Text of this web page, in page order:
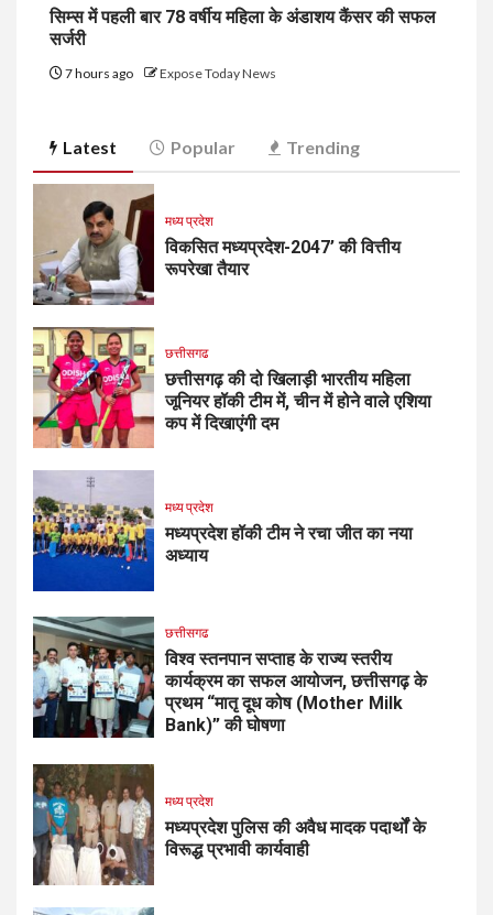
सिम्स में पहली बार 78 वर्षीय महिला के अंडाशय कैंसर की सफल
सर्जरी
7 hours ago Expose Today News
Latest Popular Trending
मध्य प्रदेश
विकसित मध्यप्रदेश-2047’ की वित्तीय
रूपरेखा तैयार
छत्तीसगढ
छत्तीसगढ़ की दो खिलाड़ी भारतीय महिला
जूनियर हॉकी टीम में, चीन में होने वाले एशिया
कप में दिखाएंगी दम
मध्य प्रदेश
मध्यप्रदेश हॉकी टीम ने रचा जीत का नया
अध्याय
छत्तीसगढ
विश्व स्तनपान सप्ताह के राज्य स्तरीय
कार्यक्रम का सफल आयोजन, छत्तीसगढ़ के
प्रथम “मातृ दूध कोष (Mother Milk
Bank)” की घोषणा
मध्य प्रदेश
मध्यप्रदेश पुलिस की अवैध मादक पदार्थों के
विरूद्ध प्रभावी कार्यवाही